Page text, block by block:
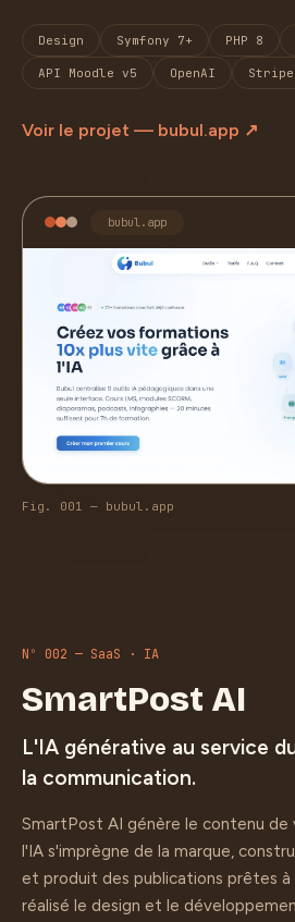
Design Symfony 7+ PHP 8
API Moodle v5 OpenAI Stripe
Voir le projet — bubul.app ↗
bubul.app
Fig. 001 — bubul.app
Nº 002 — SaaS · IA
SmartPost AI
L'IA générative au service
la communication.
SmartPost AI génère le contenu de
l'IA s'imprègne de la marque,
et produit des publications prêtes à
réalisé le design et le